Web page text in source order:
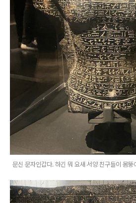
문신 문자인갑다. 하긴 뭐 요새 서양 친구들이 몸